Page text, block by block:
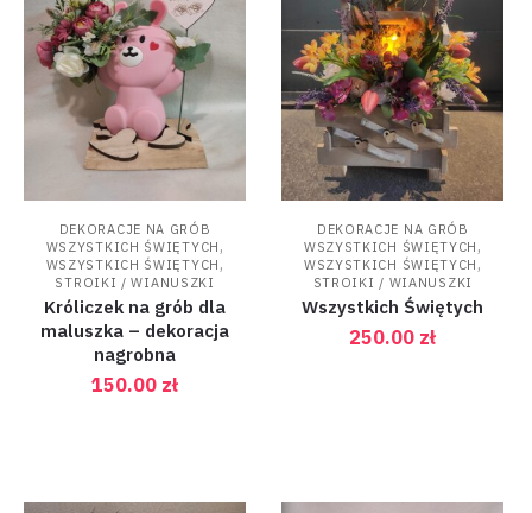
DEKORACJE NA GRÓB
WSZYSTKICH ŚWIĘTYCH ,
WSZYSTKICH ŚWIĘTYCH ,
STROIKI / WIANUSZKI
Króliczek na grób dla
maluszka – dekoracja
nagrobna
150.00 zł
DEKORACJE NA GRÓB
WSZYSTKICH ŚWIĘTYCH ,
WSZYSTKICH ŚWIĘTYCH ,
STROIKI / WIANUSZKI
Wszystkich Świętych
250.00 zł